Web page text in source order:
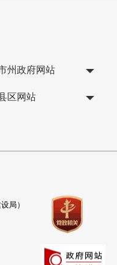
州政府网站
区网站
局）